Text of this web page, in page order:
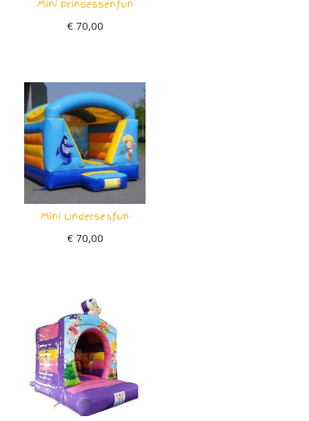
Mini Prinsessenfun
€70,00
Mini Underseafun
€70,00